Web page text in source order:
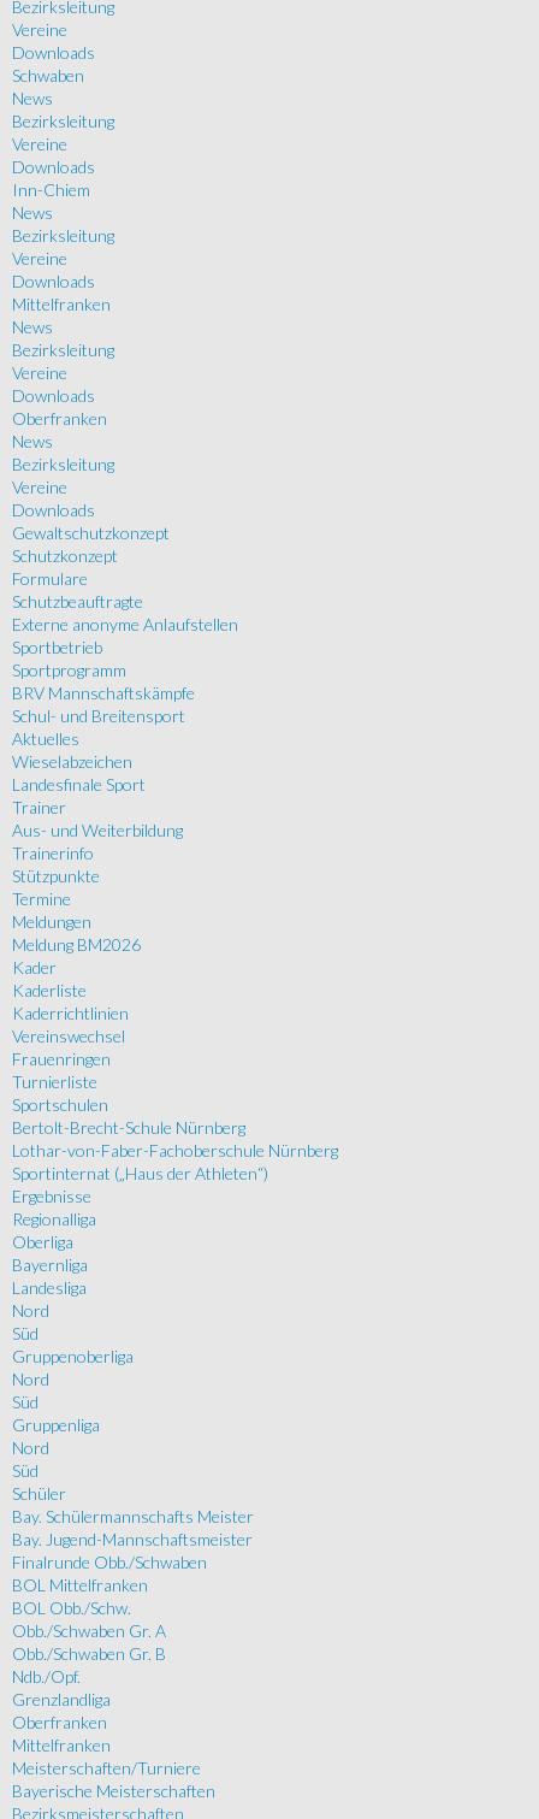
Bezirksleitung
Vereine
Downloads
Schwaben
News
Bezirksleitung
Vereine
Downloads
Inn-Chiem
News
Bezirksleitung
Vereine
Downloads
Mittelfranken
News
Bezirksleitung
Vereine
Downloads
Oberfranken
News
Bezirksleitung
Vereine
Downloads
Gewaltschutzkonzept
Schutzkonzept
Formulare
Schutzbeauftragte
Externe anonyme Anlaufstellen
Sportbetrieb
Sportprogramm
BRV Mannschaftskämpfe
Schul- und Breitensport
Aktuelles
Wieselabzeichen
Landesfinale Sport
Trainer
Aus- und Weiterbildung
Trainerinfo
Stützpunkte
Termine
Meldungen
Meldung BM2026
Kader
Kaderliste
Kaderrichtlinien
Vereinswechsel
Frauenringen
Turnierliste
Sportschulen
Bertolt-Brecht-Schule Nürnberg
Lothar-von-Faber-Fachoberschule Nürnberg
Sportinternat („Haus der Athleten“)
Ergebnisse
Regionalliga
Oberliga
Bayernliga
Landesliga
Nord
Süd
Gruppenoberliga
Nord
Süd
Gruppenliga
Nord
Süd
Schüler
Bay. Schülermannschafts Meister
Bay. Jugend-Mannschaftsmeister
Finalrunde Obb./Schwaben
BOL Mittelfranken
BOL Obb./Schw.
Obb./Schwaben Gr. A
Obb./Schwaben Gr. B
Ndb./Opf.
Grenzlandliga
Oberfranken
Mittelfranken
Meisterschaften/Turniere
Bayerische Meisterschaften
Bezirksmeisterschaften